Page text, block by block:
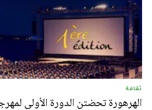
ثقافة
الهرهورة تحضتن الدورة الأولى